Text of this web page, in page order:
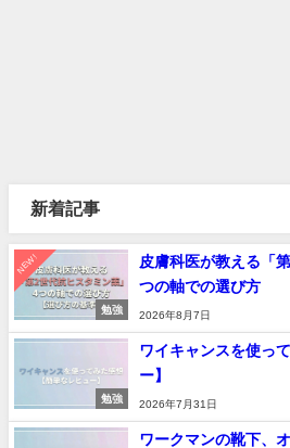
新着記事
NEW!
勉強
皮膚科医が教える「
つの軸での選び方
2026年8月7日
勉強
ワイキャンスを使っ
ー】
2026年7月31日
ワークマンの靴下、